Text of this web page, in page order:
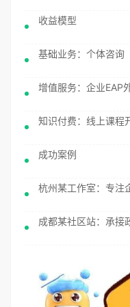
收益模型
基础业务：个体咨询
增值服务：企业EAP
知识付费：线上课程
成功案例
杭州某工作室：专注
成都某社区站：承